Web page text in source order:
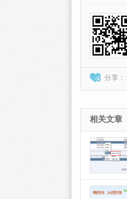
分享：
相关文章